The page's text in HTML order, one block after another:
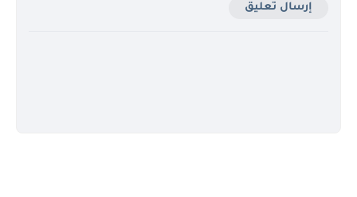
إرسال تعليق